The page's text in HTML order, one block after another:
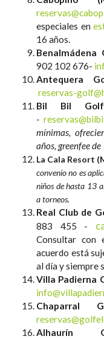
especiales en
16 años.
Benalmádena
902 102 676-
Antequera
reservas-
Bil Bil Golf
-
mínimas,
años, greenfee
La Cala Resort
convenio no es
niños de hasta 13
a torneos.
Real Club de
883 455 -
Consultar con
acuerdo está
al día y siempre
Villa Padierna
Chaparral
Alhaurín